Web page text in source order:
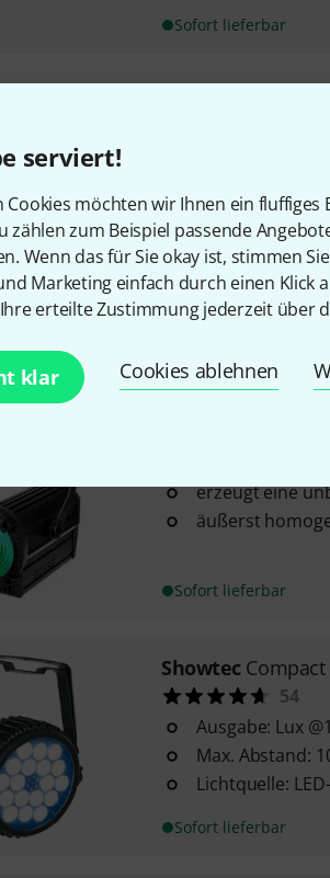
serviert!
Cookies möchten wir Ihnen ein
zählen zum Beispiel passende
Wenn das für Sie okay ist, stimmen
Marketing einfach durch einen Klick
erteilte Zustimmung jederzeit über
klar Cookies ablehnen
Sofort lieferbar
spart sowohl
Verwendung
vollständig
gesteuert
funktionieren
erzeugt eine
äußerst
Sofort lieferbar
Showtec Compact
54
Ausgabe: Lux
Max. Abstand:
Lichtquelle:
Sofort lieferbar